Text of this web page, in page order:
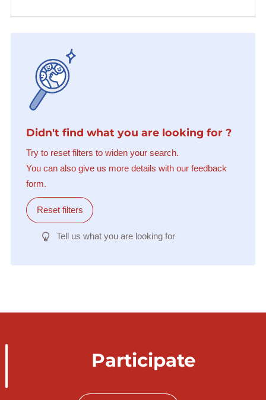
Didn't find what you are looking for ?
Try to reset filters to widen your search.
You can also give us more details with our feedback
form.
Reset filters
Tell us what you are looking for
Participate